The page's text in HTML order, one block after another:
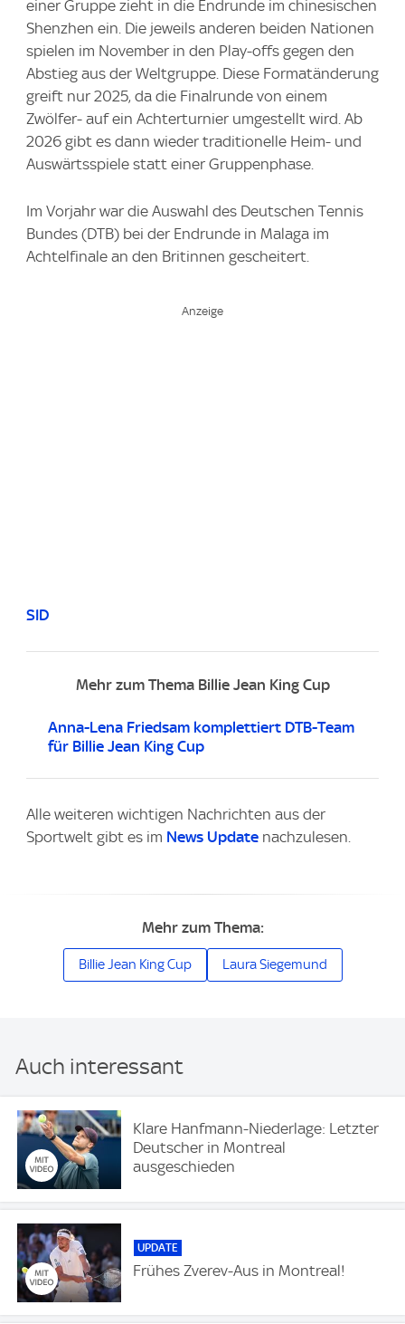
einer Gruppe zieht in die Endrunde im chinesischen
Shenzhen ein. Die jeweils anderen beiden Nationen
spielen im November in den Play-offs gegen den
Abstieg aus der Weltgruppe. Diese Formatänderung
greift nur 2025, da die Finalrunde von einem
Zwölfer- auf ein Achterturnier umgestellt wird. Ab
2026 gibt es dann wieder traditionelle Heim- und
Auswärtsspiele statt einer Gruppenphase.
Im Vorjahr war die Auswahl des Deutschen Tennis
Bundes (DTB) bei der Endrunde in Malaga im
Achtelfinale an den Britinnen gescheitert.
SID
Mehr zum Thema Billie Jean King Cup
Anna-Lena Friedsam komplettiert DTB-Team
für Billie Jean King Cup
Alle weiteren wichtigen Nachrichten aus der
Sportwelt gibt es im News Update nachzulesen.
Mehr zum Thema:
Billie Jean King Cup Laura Siegemund
Auch interessant
Klare Hanfmann-Niederlage: Letzter
Deutscher in Montreal
ausgeschieden
UPDATE
Frühes Zverev-Aus in Montreal!